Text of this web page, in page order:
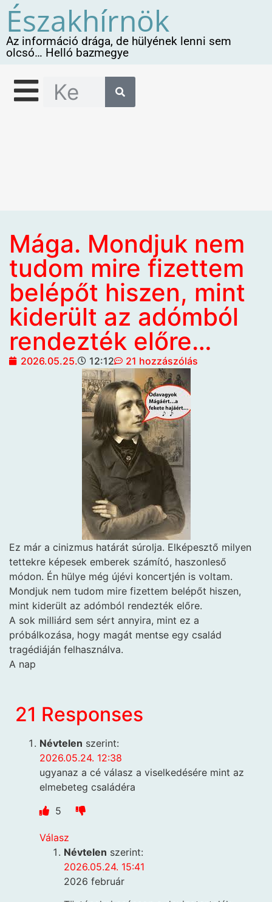
Északhírnök
Az információ drága, de hülyének lenni sem
olcsó… Helló bazmegye
Mága. Mondjuk nem
tudom mire fizettem
belépőt hiszen, mint
kiderült az adómból
rendezték előre…
2026.05.25. 12:12 21 hozzászólás
Ez már a cinizmus határát súrolja. Elképesztő milyen
tettekre képesek emberek számító, haszonleső
módon. Én hülye még újévi koncertjén is voltam.
Mondjuk nem tudom mire fizettem belépőt hiszen,
mint kiderült az adómból rendezték előre.
A sok milliárd sem sért annyira, mint ez a
próbálkozása, hogy magát mentse egy család
tragédiáján felhasználva.
A nap
21 Responses
Névtelen szerint:
2026.05.24. 12:38
ugyanaz a cé válasz a viselkedésére mint az
elmebeteg családéra
5
Válasz
Névtelen szerint:
2026.05.24. 15:41
2026 február